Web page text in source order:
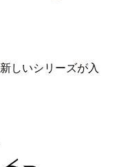
しいシリーズが入